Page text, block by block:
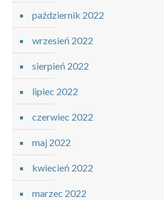
październik 2022
wrzesień 2022
sierpień 2022
lipiec 2022
czerwiec 2022
maj 2022
kwiecień 2022
marzec 2022